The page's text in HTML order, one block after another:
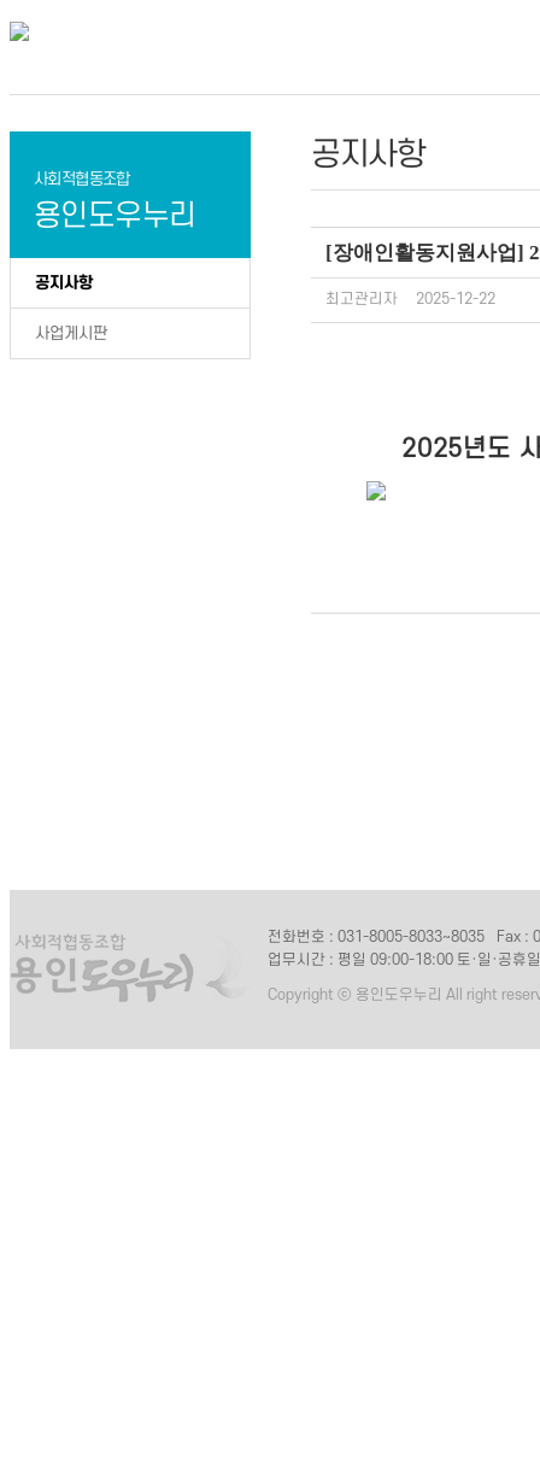
사회적협동조합
용인도우누리
공지사항
사업게시판
공지사항
[장애인활동지원사업]
최고관리자 2025-12-22
2025년도
전화번호 : 031-8005-8033~8035
Fax :
업무시간 : 평일 09:00-18:00 토·일·공휴
Copyright ⓒ 용인도우누리 All right